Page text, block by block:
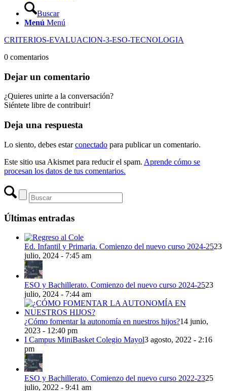
Buscar
Menú Menú
CRITERIOS-EVALUACION-3-ESO-TECNOLOGIA
0 comentarios
Dejar un comentario
¿Quieres unirte a la conversación?
Siéntete libre de contribuir!
Deja una respuesta
Lo siento, debes estarconectado para publicar un comentario.
Este sitio usa Akismet para reducir el spam. Aprende cómo se
procesan los datos de tus comentarios.
Últimas entradas
Ed. Infantil y Primaria. Comienzo del nuevo curso 2024-2523
julio, 2024 - 7:45 am
ESO y Bachillerato. Comienzo del nuevo curso 2024-2523
julio, 2024 - 7:44 am
¿Cómo fomentar la autonomía en nuestros hijos?14 junio,
2023 - 12:40 pm
I Campus MiniBasket Colegio Mayol3 agosto, 2022 - 2:16
pm
ESO y Bachillerato. Comienzo del nuevo curso 2022-2325
julio, 2022 - 9:41 am